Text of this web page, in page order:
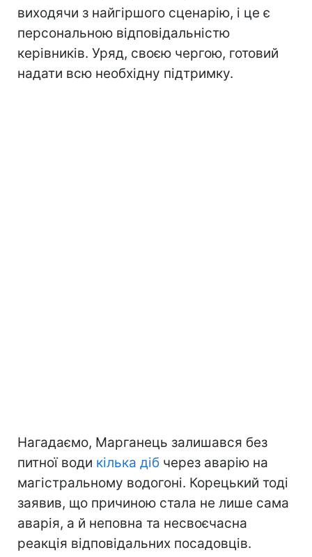
виходячи з найгіршого сценарію, і це є
персональною відповідальністю
керівників. Уряд, своєю чергою, готовий
надати всю необхідну підтримку.
Нагадаємо, Марганець залишався без
питної води кілька діб через аварію на
магістральному водогоні. Корецький тоді
заявив, що причиною стала не лише сама
аварія, а й неповна та несвоєчасна
реакція відповідальних посадовців.